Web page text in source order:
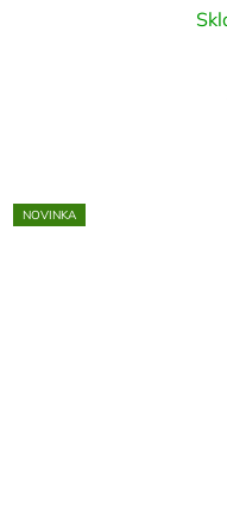
NOVINKA